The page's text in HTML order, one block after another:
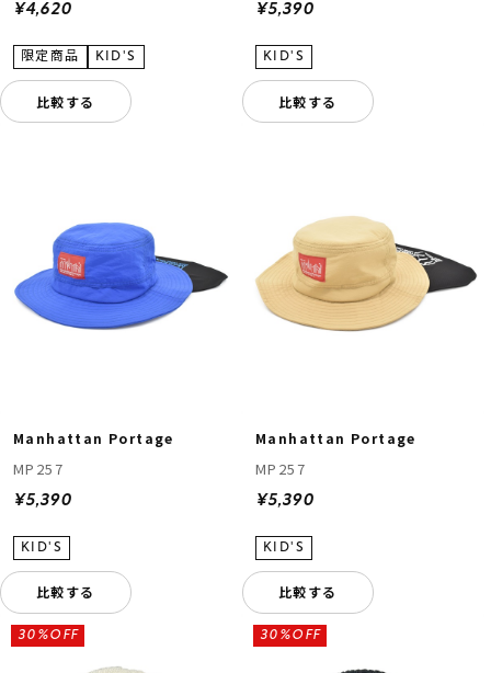
¥4,620
比較する
¥5,390
比較する
Manhattan Portage
MP257
¥5,390
比較する
Manhattan Portage
MP257
¥5,390
比較する
30%OFF 30%OFF